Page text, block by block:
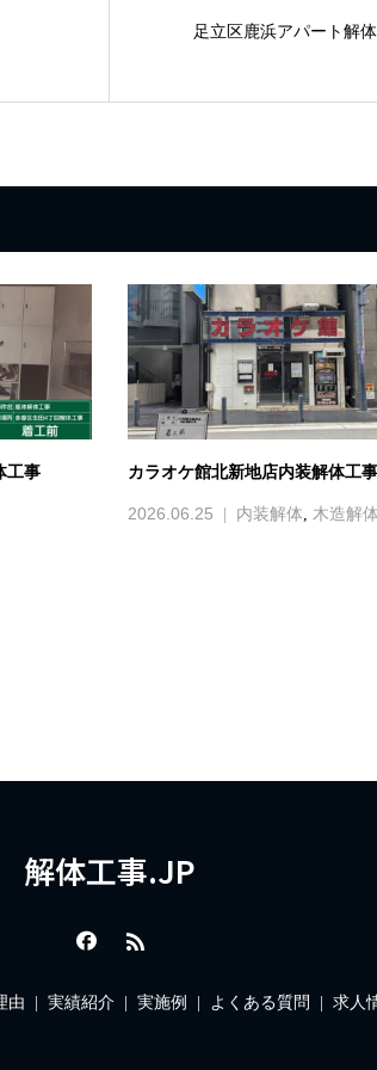
足立区鹿浜アパート解体
工事 カラオケ館北新地店内装解体工事
2026.06.25 内装解体, 木造解
解体工事.JP
由 実績紹介 実施例 よくある質問 求人